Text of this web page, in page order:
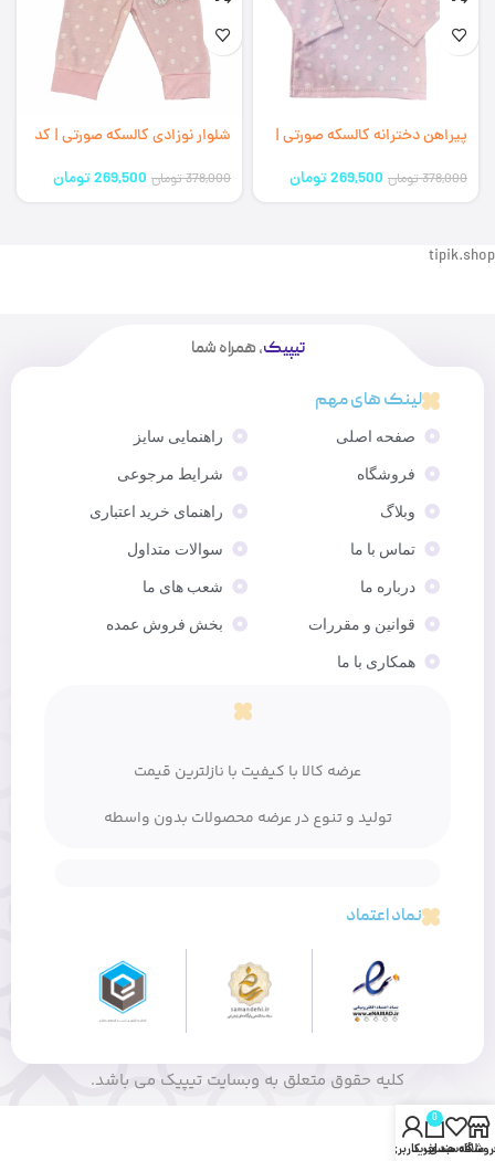
پیراهن دخترانه کالسکه صورتی |
378,000تومان 269,500تومان
شلوار نوزادی کالسکه صورتی | کد
378,000تومان 269,500تومان
tipik.shop
تیپیک، همراه شما
لینک های مهم
صفحه اصلی
فروشگاه
وبلاگ
تماس با ما
درباره ما
قوانین و مقررات
همکاری با ما
راهنمایی سایز
شرایط مرجوعی
راهنمای خرید اعتباری
سوالات متداول
شعب های ما
بخش فروش عمده
عرضه کالا با کیفیت با نازلترین قیمت
تولید و تنوع در عرضه محصولات بدون واسطه
نماد اعتماد
کلیه حقوق متعلق به وبسایت تیپیک می باشد.
علاقه مندی
0
سبد خرید
حساب کاربری من